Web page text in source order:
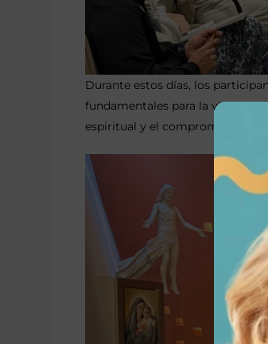
Durante estos días, los
fundamentales para la vida
espiritual y el compromiso que